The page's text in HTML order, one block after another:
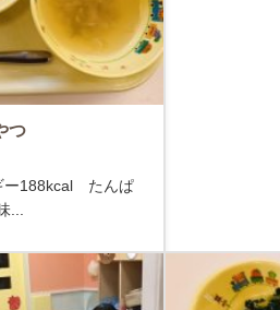
つ
ー188kcal たんぱ